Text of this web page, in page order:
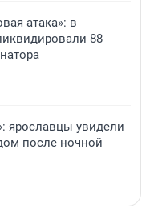
атака»: в
88
ярославцы увидели
после ночной